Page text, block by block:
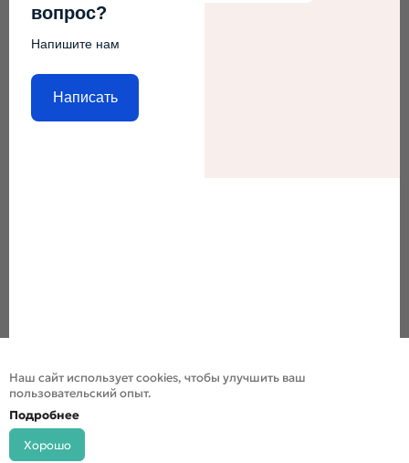
вопрос?
Напишите нам
Написать
Наш сайт использует cookies, чтобы улучшить ваш
пользовательский опыт.
Подробнее
Хорошо